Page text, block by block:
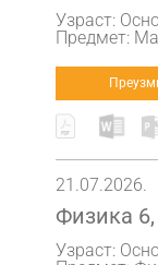
Узраст:
Предмет:
21.07.2026.
Физика
Узраст: